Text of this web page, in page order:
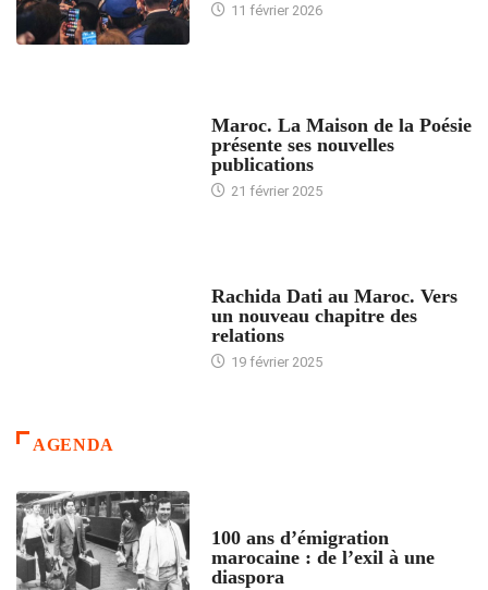
11 février 2026
Maroc. La Maison de la Poésie
présente ses nouvelles
publications
21 février 2025
Rachida Dati au Maroc. Vers
un nouveau chapitre des
relations
19 février 2025
AGENDA
100 ans d’émigration
marocaine : de l’exil à une
diaspora